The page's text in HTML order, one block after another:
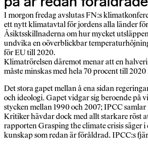
I morgon fredag avslutas FN:s
ett nytt klimatavtal för jordens alla länder
Åsiktsskillnaderna om hur mycket
undvika en oöverblickbar
för EU till 2020.
Klimatrörelsen däremot menar att en
måste minskas med hela 70 procent till
Det stora gapet mellan å ena sidan
och ideologi. Gapet vidgar sig beroende
stycken mellan 1990 och 2007; IPCC
Kritiker hävdar dock med allt starkare röst
rapporten Grasping the climate crisis säger
kunskap som redan är föråldrad. IPCC:s